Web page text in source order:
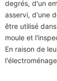
degrés, d'un
asservi, d'une
être utilisé
moule et
En raison de